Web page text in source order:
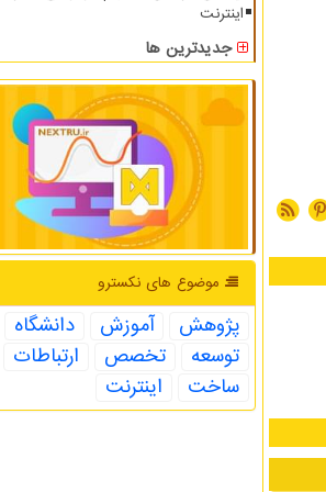
اینترنت
جدیدترین ها
موضوع های نكسترو
پژوهش آموزش
دانشگاه
توسعه
تخصص
ارتباطات
ساخت
اینترنت